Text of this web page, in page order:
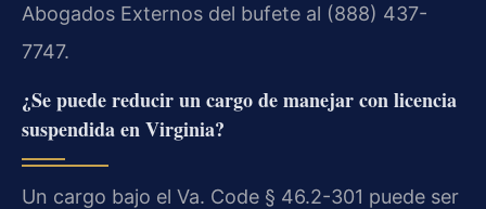
Abogados Externos del bufete al (888) 437-
7747.
¿Se puede reducir un cargo de manejar con licencia
suspendida en Virginia?
Un cargo bajo el Va. Code § 46.2-301 puede ser